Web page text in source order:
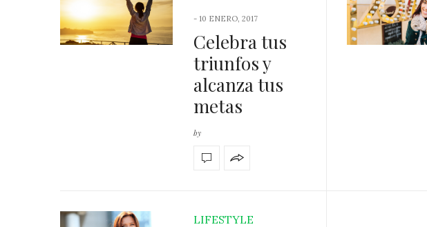
- 10 ENERO, 2017
Celebra tus
triunfos y
alcanza tus
metas
by
LIFESTYLE